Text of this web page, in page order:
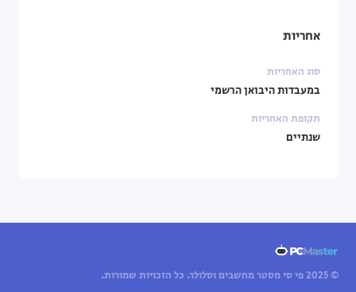
אחריות
סוג האחריות
במעבדות היבואן הרשמי
תקופת האחריות
שנתיים
© 2025 פי סי מסטר מחשבים וסלולר. כל הזכויות שמורות.